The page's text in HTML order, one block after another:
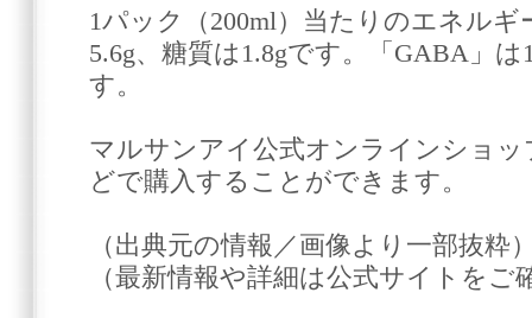
1パック（200ml）当たりのエネル
5.6g、糖質は1.8gです。「GABA」
す。
マルサンアイ公式オンラインショッ
どで購入することができます。
（出典元の情報／画像より一部抜粋
（最新情報や詳細は公式サイトをご